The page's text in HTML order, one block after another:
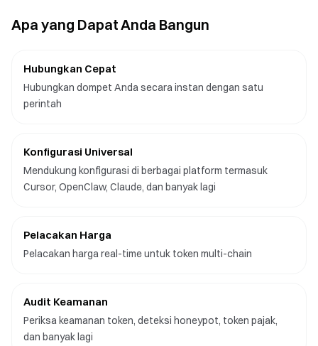
Apa yang Dapat Anda Bangun
Hubungkan Cepat
Hubungkan dompet Anda secara instan dengan satu
perintah
Konfigurasi Universal
Mendukung konfigurasi di berbagai platform termasuk
Cursor, OpenClaw, Claude, dan banyak lagi
Pelacakan Harga
Pelacakan harga real-time untuk token multi-chain
Audit Keamanan
Periksa keamanan token, deteksi honeypot, token pajak,
dan banyak lagi